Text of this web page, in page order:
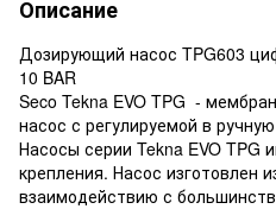
Описание
Дозирующий насос TPG603
10 BAR
Seco Tekna EVO TPG -
насос с регулируемой в
Насосы серии Tekna EVO TPG
крепления. Насос изготовлен
взаимодействию с